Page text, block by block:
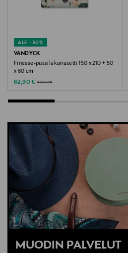
ALE –30%
VANDYCK
Finesse-pussilakanasetti 150 x 210 + 50
x 60 cm
Discounted Price
62,90 € Original Price
89,90 €
MUODIN PALVELUT